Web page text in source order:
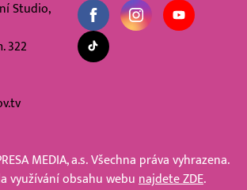
Studio,
322
MEDIA, a.s. Všechna práva vyhrazena.
využívání obsahu webu najdete ZDE.